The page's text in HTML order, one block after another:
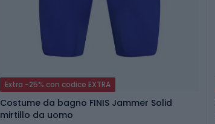
Extra -25% con codice EXTRA
Costume da bagno FINIS Jammer Solid
mirtillo da uomo